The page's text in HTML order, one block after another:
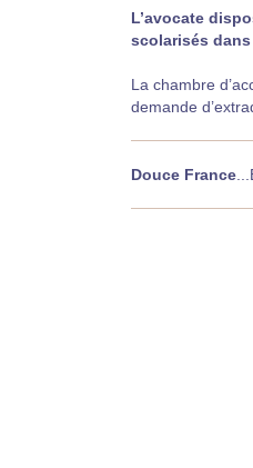
L’avocate
scolarisés
La chambre
demande
Douce France